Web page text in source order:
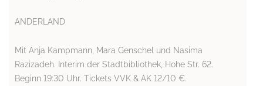
ANDERLAND
Mit Anja Kampmann, Mara Genschel und Nasima
Razizadeh. Interim der Stadtbibliothek, Hohe Str. 62.
Beginn 19:30 Uhr. Tickets VVK & AK 12/10 €.